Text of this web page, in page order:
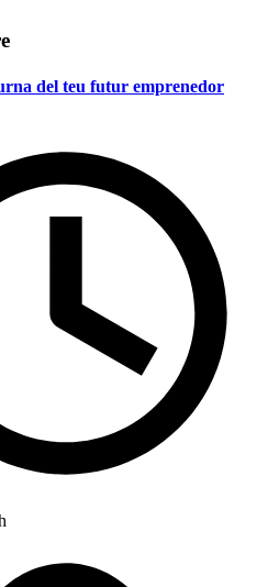
del teu futur emprenedor